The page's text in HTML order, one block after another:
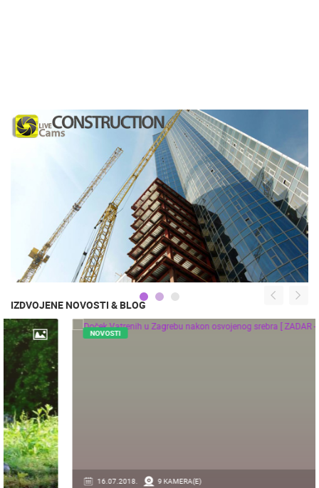
IZDVOJENE NOVOSTI & BLOG
16.07.2018. 9 KAMERA(E)
NOVOSTI